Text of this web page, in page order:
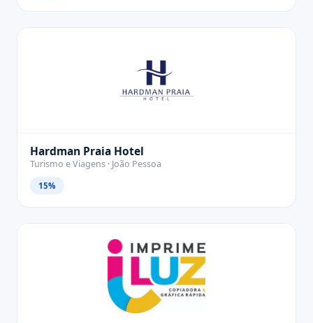
Hardman Praia Hotel
Turismo e Viagens · João Pessoa
15%